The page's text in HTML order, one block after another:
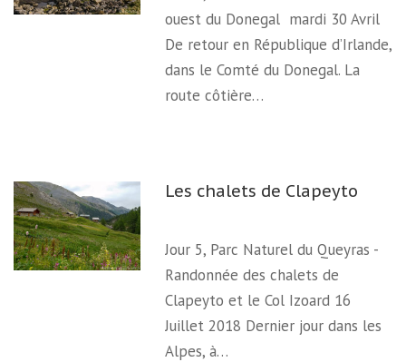
ouest du Donegal mardi 30 Avril
De retour en République d’Irlande,
dans le Comté du Donegal. La
route côtière…
Les chalets de Clapeyto
Jour 5, Parc Naturel du Queyras -
Randonnée des chalets de
Clapeyto et le Col Izoard 16
Juillet 2018 Dernier jour dans les
Alpes, à…